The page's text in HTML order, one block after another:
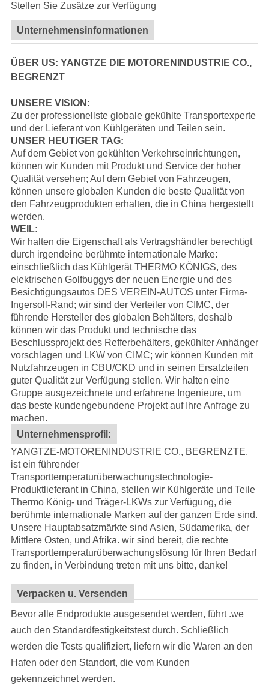
Stellen Sie Zusätze zur Verfügung
Unternehmensinformationen
ÜBER US: YANGTZE DIE MOTORENINDUSTRIE CO.,
BEGRENZT
UNSERE VISION:
Zu der professionellste globale gekühlte Transportexperte
und der Lieferant von Kühlgeräten und Teilen sein.
UNSER HEUTIGER TAG:
Auf dem Gebiet von gekühlten Verkehrseinrichtungen,
können wir Kunden mit Produkt und Service der hoher
Qualität versehen; Auf dem Gebiet von Fahrzeugen,
können unsere globalen Kunden die beste Qualität von
den Fahrzeugprodukten erhalten, die in China hergestellt
werden.
WEIL:
Wir halten die Eigenschaft als Vertragshändler berechtigt
durch irgendeine berühmte internationale Marke:
einschließlich das KühlgerätTHERMO KÖNIGS, des
elektrischen Golfbuggys der neuen Energie und des
Besichtigungsautos DES VEREIN-AUTOS unter Firma-
Ingersoll-Rand; wir sind der Verteiler von CIMC, der
führende Hersteller des globalen Behälters, deshalb
können wir das Produkt und technische das
Beschlussprojekt des Refferbehälters, gekühlter Anhänger
vorschlagen und LKW von CIMC; wir können Kunden mit
Nutzfahrzeugen in CBU/CKD und in seinen Ersatzteilen
guter Qualität zur Verfügung stellen. Wir halten eine
Gruppe ausgezeichnete und erfahrene Ingenieure, um
das beste kundengebundene Projekt auf Ihre Anfrage zu
machen.
Unternehmensprofil:
YANGTZE-MOTORENINDUSTRIE CO., BEGRENZTE.
ist ein führender
Transporttemperaturüberwachungstechnologie-
Produktlieferant in China, stellen wir Kühlgeräte und Teile
Thermo König- und Träger-LKWs zur Verfügung, die
berühmte internationale Marken auf der ganzen Erde sind.
Unsere Hauptabsatzmärkte sind Asien, Südamerika, der
Mittlere Osten, und Afrika. wir sind bereit, die rechte
Transporttemperaturüberwachungslösung für Ihren Bedarf
zu finden, in Verbindung treten mit uns bitte, danke!
Verpacken u. Versenden
Bevor alle Endprodukte ausgesendet werden, führt .we
auch den Standardfestigkeitstest durch. Schließlich
werden die Tests qualifiziert, liefern wir die Waren an den
Hafen oder den Standort, die vom Kunden
gekennzeichnet werden.